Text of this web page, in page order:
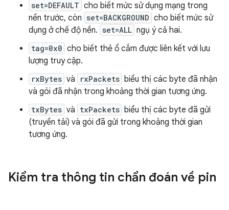
set=DEFAULT cho biết mức sử dụng mạng trong
nền trước, còn set=BACKGROUND cho biết mức sử
dụng ở chế độ nền. set=ALL ngụ ý cả hai.
tag=0x0 cho biết thẻ ổ cắm được liên kết với lưu
lượng truy cập.
rxBytes và rxPackets biểu thị các byte đã nhận
và gói đã nhận trong khoảng thời gian tương ứng.
txBytes và txPackets biểu thị các byte đã gửi
(truyền tải) và gói đã gửi trong khoảng thời gian
tương ứng.
Kiểm tra thông tin chẩn đoán về pin